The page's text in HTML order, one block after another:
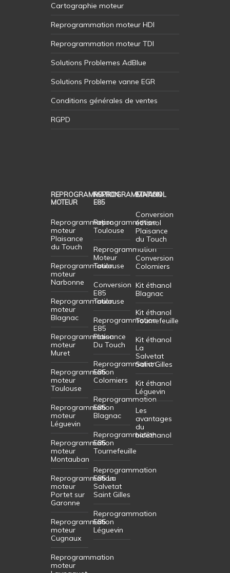
Cartographie moteur
Reprogrammation moteur HDI
Reprogrammation moteur TDI
Solutions Problemes AdBlue
Solutions Probleme vanne EGR
Conditions générales de ventes
RGPD
REPROGRAMMATION
MOTEUR
Reprogrammation
moteur
Plaisance
du Touch
Reprogrammation
moteur
Narbonne
Reprogrammation
moteur
Blagnac
Reprogrammation
moteur
Muret
Reprogrammation
moteur
Toulouse
Reprogrammation
moteur
Léguevin
Reprogrammation
moteur
Montauban
Reprogrammation
moteur
Portet sur
Garonne
Reprogrammation
moteur
Cugnaux
Reprogrammation
moteur
REPROGRAMMATION
E85
Reprogrammation
Toulouse
Reprogrammation
Moteur
Toulouse
Conversion
E85
Toulouse
Reprogrammation
E85
Plaisance
Du Touch
Reprogrammation
E85
Colomiers
Reprogrammation
E85
Blagnac
Reprogrammation
E85
Tournefeuille
Reprogrammation
E85 La
Salvetat
Saint Gilles
Reprogrammation
E85
Léguevin
ETHANOL
Conversion
éthanol
Plaisance
du Touch
Conversion
Colomiers
Kit éthanol
Blagnac
Kit éthanol
Tournefeuille
Kit éthanol
La
Salvetat
Saint Gilles
Kit éthanol
Léguevin
Les
avantages
du
bioéthanol